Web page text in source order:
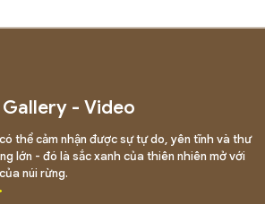
- Video
thể cảm nhận được sự tự do, yên tĩnh và thư
lớn - đó là sắc xanh của thiên nhiên mở với
núi rừng.